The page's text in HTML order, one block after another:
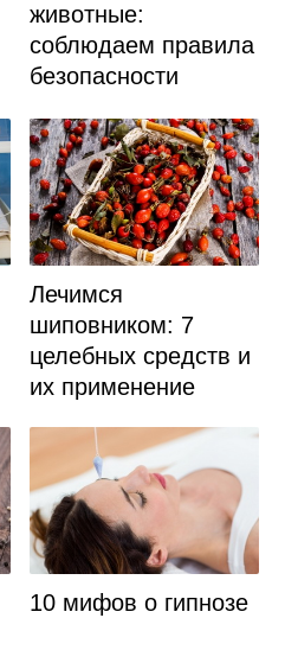
животные:
соблюдаем правила
безопасности
Лечимся
шиповником: 7
целебных средств и
их применение
10 мифов о гипнозе